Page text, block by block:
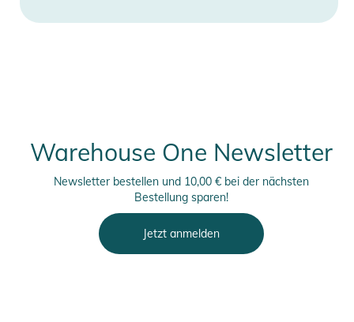
Warehouse One Newsletter
Newsletter bestellen und 10,00 € bei der nächsten
Bestellung sparen!
Jetzt anmelden